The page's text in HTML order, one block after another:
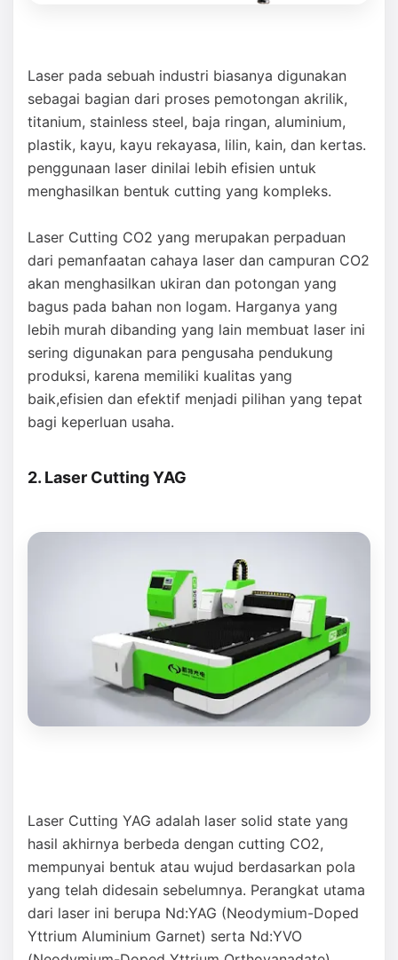
Laser pada sebuah industri biasanya digunakan
sebagai bagian dari proses pemotongan akrilik,
titanium, stainless steel, baja ringan, aluminium,
plastik, kayu, kayu rekayasa, lilin, kain, dan kertas.
penggunaan laser dinilai lebih efisien untuk
menghasilkan bentuk cutting yang kompleks.
Laser Cutting CO2 yang merupakan perpaduan
dari pemanfaatan cahaya laser dan campuran CO2
akan menghasilkan ukiran dan potongan yang
bagus pada bahan non logam. Harganya yang
lebih murah dibanding yang lain membuat laser ini
sering digunakan para pengusaha pendukung
produksi, karena memiliki kualitas yang
baik,efisien dan efektif menjadi pilihan yang tepat
bagi keperluan usaha.
2. Laser Cutting YAG
Laser Cutting YAG adalah laser solid state yang
hasil akhirnya berbeda dengan cutting CO2,
mempunyai bentuk atau wujud berdasarkan pola
yang telah didesain sebelumnya. Perangkat utama
dari laser ini berupa Nd:YAG (Neodymium-Doped
Yttrium Aluminium Garnet) serta Nd:YVO